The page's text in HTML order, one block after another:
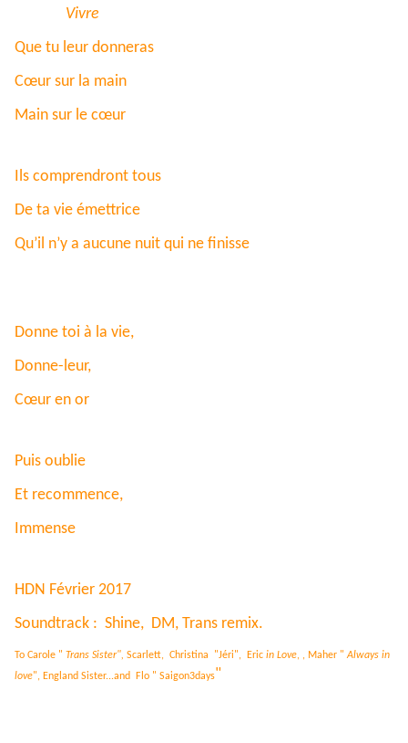
Vivre
Que tu leur donneras
Cœur sur la main
Main sur le cœur
Ils comprendront tous
De ta vie émettrice
Qu’il n’y a aucune nuit qui ne finisse
Donne toi à la vie,
Donne-leur,
Cœur en or
Puis oublie
Et recommence,
Immense
HDN Février 2017
Soundtrack : Shine, DM, Trans remix.
To Carole " Trans Sister", Scarlett, Christina "Jéri", Eric in Love, , Maher " Always in
love", England Sister...and Flo " Saigon3days"